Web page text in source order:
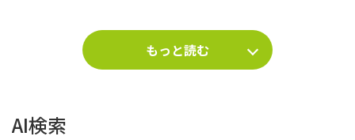
もっと読む
AI検索